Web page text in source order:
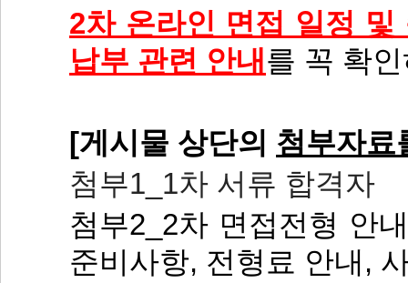
2차 온라인 면접 일정 및
납부 관련 안내 를 꼭 확
[게시물 상단의 첨부자료
첨부1 _1차 서류 합격자
첨부2 _2차 면접전형 안
준비사항, 전형료 안내 ,